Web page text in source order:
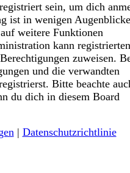
sein, um dich
ist in wenigen
weitere Funktionen
kann registrierten
zuweisen.
und die verwandten
Bitte beachte
du dich in diesem Board
| Datenschutzrichtlinie